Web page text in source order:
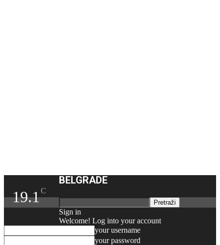
19.1C
BELGRADE
Sign in
Welcome! Log into your account
your username
your password